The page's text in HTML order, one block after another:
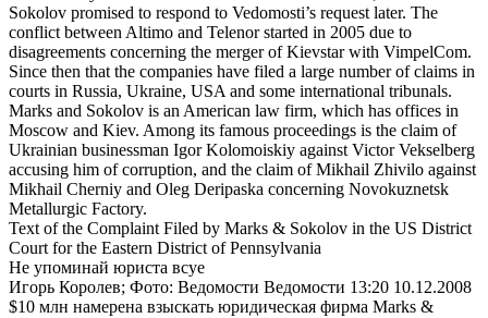
Sokolov promised to respond to Vedomosti’s request later. The
conflict between Altimo and Telenor started in 2005 due to
disagreements concerning the merger of Kievstar with VimpelCom.
Since then that the companies have filed a large number of claims in
courts in Russia, Ukraine, USA and some international tribunals.
Marks and Sokolov is an American law firm, which has offices in
Moscow and Kiev. Among its famous proceedings is the claim of
Ukrainian businessman Igor Kolomoiskiy against Victor Vekselberg
accusing him of corruption, and the claim of Mikhail Zhivilo against
Mikhail Cherniy and Oleg Deripaska concerning Novokuznetsk
Metallurgic Factory.
Text of the Complaint Filed by Marks & Sokolov in the US District
Court for the Eastern District of Pennsylvania
Не упоминай юриста всуе
Игорь Королев; Фото: Ведомости Ведомости 13:20 10.12.2008
$10 млн намерена взыскать юридическая фирма Marks &